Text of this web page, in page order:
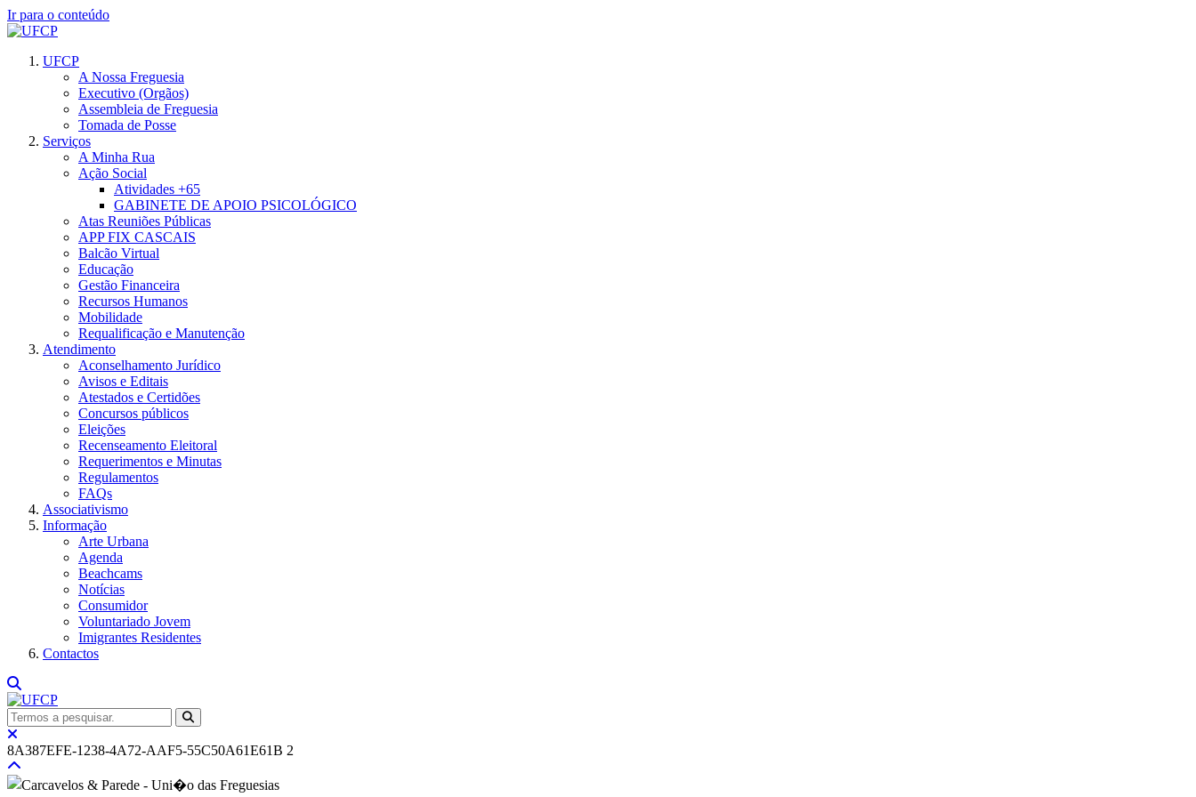
Ir para o conteúdo
UFCP
A Nossa Freguesia
Executivo (Orgãos)
Assembleia de Freguesia
Tomada de Posse
Serviços
A Minha Rua
Ação Social
Atividades +65
GABINETE DE APOIO PSICOLÓGICO
Atas Reuniões Públicas
APP FIX CASCAIS
Balcão Virtual
Educação
Gestão Financeira
Recursos Humanos
Mobilidade
Requalificação e Manutenção
Atendimento
Aconselhamento Jurídico
Avisos e Editais
Atestados e Certidões
Concursos públicos
Eleições
Recenseamento Eleitoral
Requerimentos e Minutas
Regulamentos
FAQs
Associativismo
Informação
Arte Urbana
Agenda
Beachcams
Notícias
Consumidor
Voluntariado Jovem
Imigrantes Residentes
Contactos
8A387EFE-1238-4A72-AAF5-55C50A61E61B 2